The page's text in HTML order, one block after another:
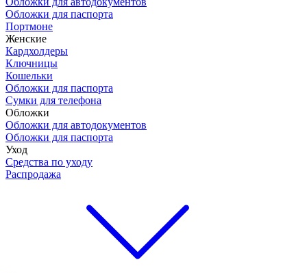
Обложки для паспорта
Портмоне
Женские
Кардхолдеры
Ключницы
Кошельки
Обложки для паспорта
Сумки для телефона
Обложки
Обложки для автодокументов
Обложки для паспорта
Уход
Средства по уходу
Распродажа